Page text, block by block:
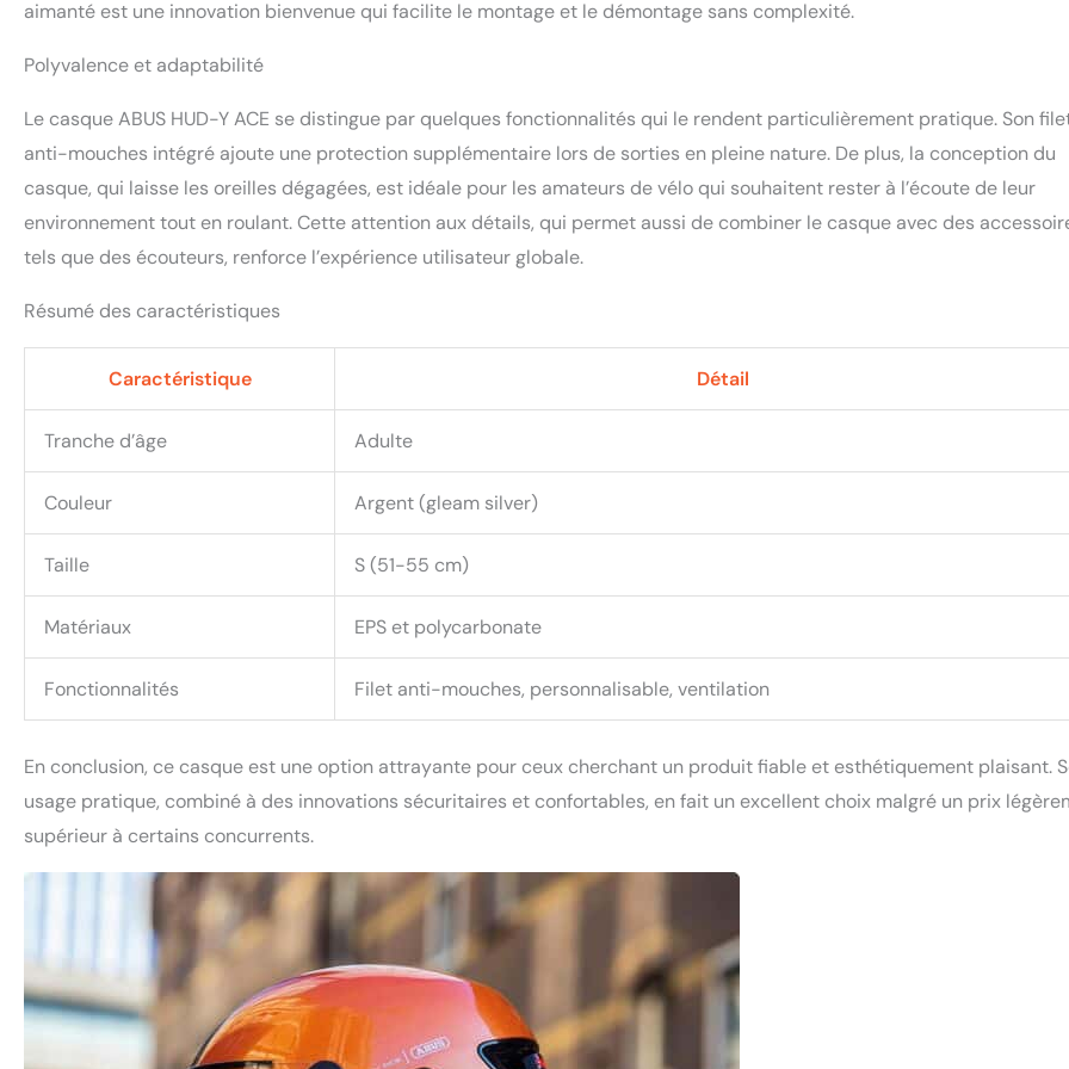
aimanté est une innovation bienvenue qui facilite le montage et le démontage sans complexité.
Polyvalence et adaptabilité
Le casque ABUS HUD-Y ACE se distingue par quelques fonctionnalités qui le rendent particulièrement pratique. Son
anti-mouches intégré ajoute une protection supplémentaire lors de sorties en pleine nature. De plus, la conception du
casque, qui laisse les oreilles dégagées, est idéale pour les amateurs de vélo qui souhaitent rester à l’écoute de leur
environnement tout en roulant. Cette attention aux détails, qui permet aussi de combiner le casque avec des
tels que des écouteurs, renforce l’expérience utilisateur globale.
Résumé des caractéristiques
Caractéristique Détail
Tranche d’âge Adulte
Couleur Argent (gleam silver)
Taille S (51-55 cm)
Matériaux EPS et polycarbonate
Fonctionnalités Filet anti-mouches, personnalisable, ventilation
En conclusion, ce casque est une option attrayante pour ceux cherchant un produit fiable et esthétiquement plaisant.
usage pratique, combiné à des innovations sécuritaires et confortables, en fait un excellent choix malgré un prix
supérieur à certains concurrents.